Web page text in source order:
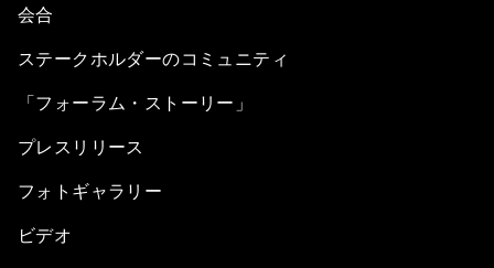
会合
ステークホルダーのコミュニティ
「フォーラム・ストーリー」
プレスリリース
フォトギャラリー
ビデオ